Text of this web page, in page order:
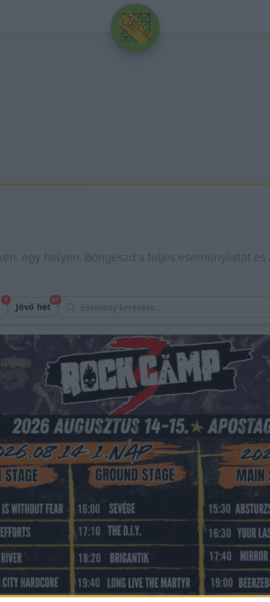
HIRDETÉS
egy helyen. Böngészd a teljes eseménylistát és
7
Jövő hét
57Keresés az események között